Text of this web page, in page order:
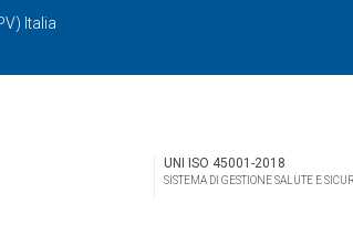
Italia
UNI ISO 45001-2018
SISTEMA DI GESTIONE SALUTE E